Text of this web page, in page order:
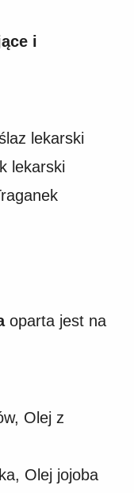
i
lekarski
lekarski
oparta jest na
Olej z
Olej jojoba